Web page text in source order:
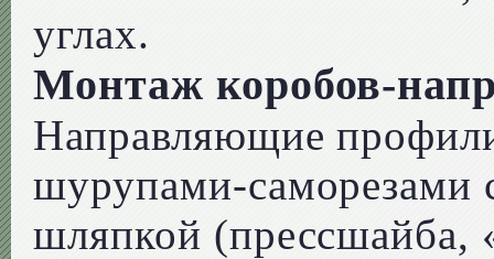
углах.
Монтаж коробов-
Направляющие
шурупами-саморезами
шляпкой (прессшайба,